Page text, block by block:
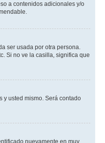
a contenidos adicionales y/o
ser usada por otra persona.
Si no ve la casilla, significa que
y usted mismo. Será contado
nuevamente en muy